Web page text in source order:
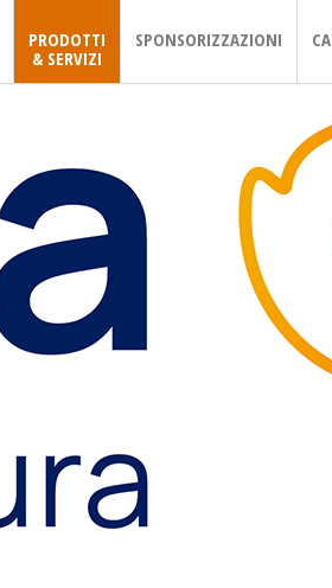
PRODOTTI
& SERVIZI
SPONSORIZZAZIONI